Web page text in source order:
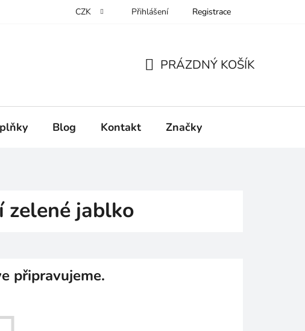
CZK Přihlášení Registrace
KOŠÍK
PRÁZDNÝ KOŠÍK
Blog Kontakt Značky
jablko
připravujeme.